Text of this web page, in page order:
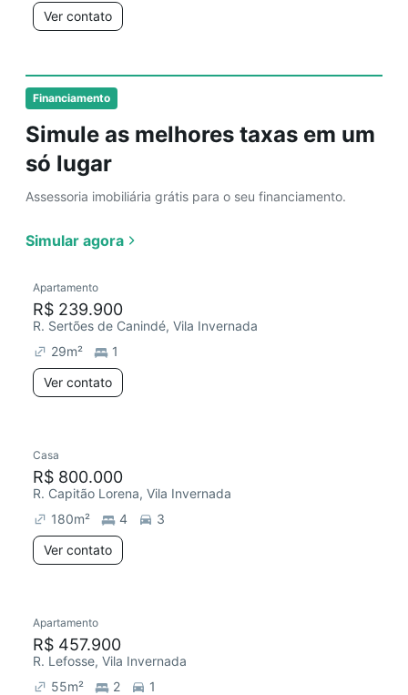
Financiamento
Simule as melhores taxas em um
só lugar
Assessoria imobiliária grátis para o seu financiamento.
Simular agora
Ver contato
Apartamento
R$ 239.900
R. Sertões de Canindé, Vila Invernada
29m²
1
Ver contato
Casa
R$ 800.000
R. Capitão Lorena, Vila Invernada
180m² 4
3
Ver contato
Apartamento
R$ 457.900
R. Lefosse, Vila Invernada
55m² 2
1